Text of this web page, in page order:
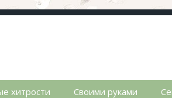
простые рецепты.
хитрости Своими руками